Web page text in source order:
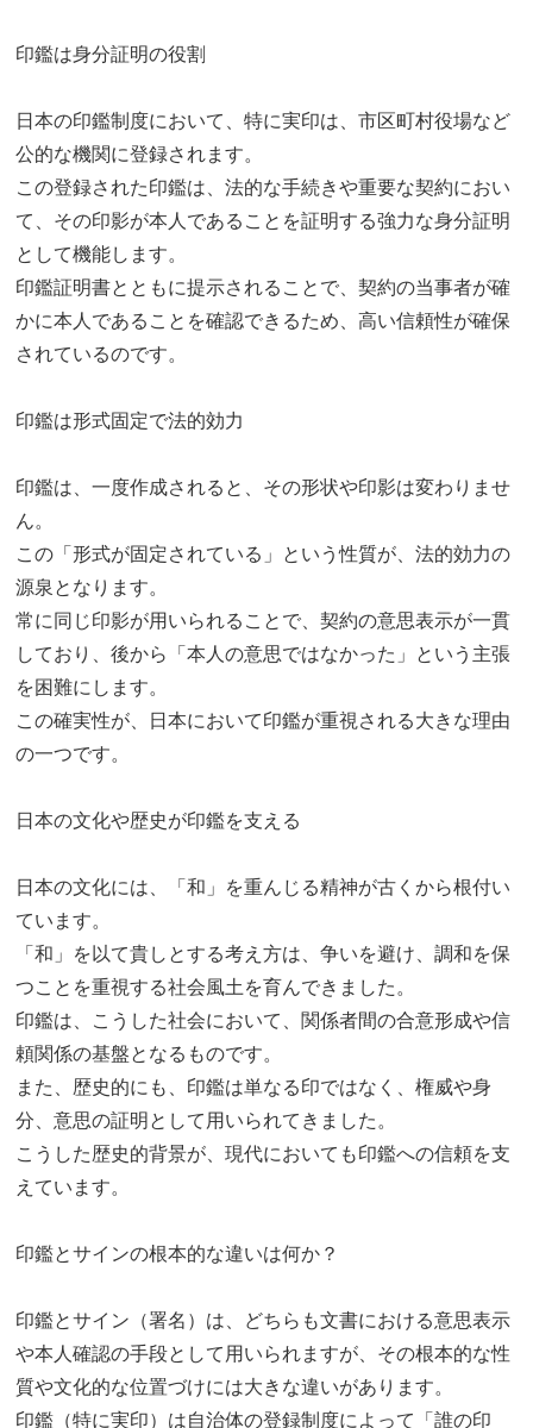
印鑑は身分証明の役割
日本の印鑑制度において、特に実印は、市区町村役場など
公的な機関に登録されます。
この登録された印鑑は、法的な手続きや重要な契約におい
て、その印影が本人であることを証明する強力な身分証明
として機能します。
印鑑証明書とともに提示されることで、契約の当事者が確
かに本人であることを確認できるため、高い信頼性が確保
されているのです。
印鑑は形式固定で法的効力
印鑑は、一度作成されると、その形状や印影は変わりませ
ん。
この「形式が固定されている」という性質が、法的効力の
源泉となります。
常に同じ印影が用いられることで、契約の意思表示が一貫
しており、後から「本人の意思ではなかった」という主張
を困難にします。
この確実性が、日本において印鑑が重視される大きな理由
の一つです。
日本の文化や歴史が印鑑を支える
日本の文化には、「和」を重んじる精神が古くから根付い
ています。
「和」を以て貴しとする考え方は、争いを避け、調和を保
つことを重視する社会風土を育んできました。
印鑑は、こうした社会において、関係者間の合意形成や信
頼関係の基盤となるものです。
また、歴史的にも、印鑑は単なる印ではなく、権威や身
分、意思の証明として用いられてきました。
こうした歴史的背景が、現代においても印鑑への信頼を支
えています。
印鑑とサインの根本的な違いは何か？
印鑑とサイン（署名）は、どちらも文書における意思表示
や本人確認の手段として用いられますが、その根本的な性
質や文化的な位置づけには大きな違いがあります。
印鑑（特に実印）は自治体の登録制度によって「誰の印